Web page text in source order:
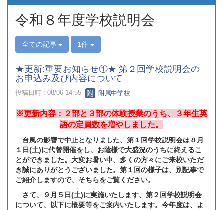
令和８年度学校説明会
全ての記事 1件
★更新:重要お知らせ①★ 第２回学校説明会の
お申込み及び内容について
投稿日時 : 08/06 14:55 附属中学校
※更新内容：２部と３部の体験授業のうち、３年生英
語の定員数を増やしました。
台風の影響で中止となりました、第１回学校説明会は８月
１日(土)に代替開催をし、お陰様で大盛況のうちに終えるこ
とができました。大変お暑い中、多くの方々にご来校いただ
き誠にありがとうございました。第１回の様子は、別記事で
ご紹介しますので、そちらをご覧ください。
さて、９月５日(土)に実施いたします、第２回学校説明会
について、以下に概要等をご案内いたします。今年度は、よ